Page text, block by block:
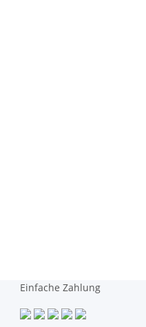
Einfache Zahlung